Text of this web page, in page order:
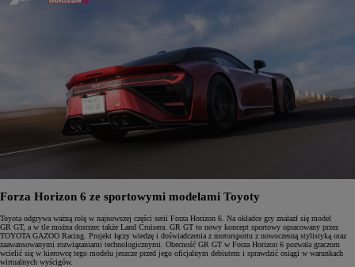
Forza Horizon 6 ze sportowymi modelami Toyoty
Toyota odgrywa ważną rolę w najnowszej części serii Forza Horizon 6. Na okładce gry znalazł się model
GR GT, a w tle można dostrzec także Land Cruisera. GR GT to nowy koncept sportowy opracowany przez
TOYOTA GAZOO Racing. Projekt łączy wiedzę i doświadczenia z motorsportu z nowoczesną stylistyką oraz
zaawansowanymi rozwiązaniami technologicznymi. Obecność GR GT w Forza Horizon 6 pozwala graczom
wcielić się w kierowcę tego modelu jeszcze przed jego oficjalnym debiutem i sprawdzić osiągi w warunkach
wirtualnych wyścigów.